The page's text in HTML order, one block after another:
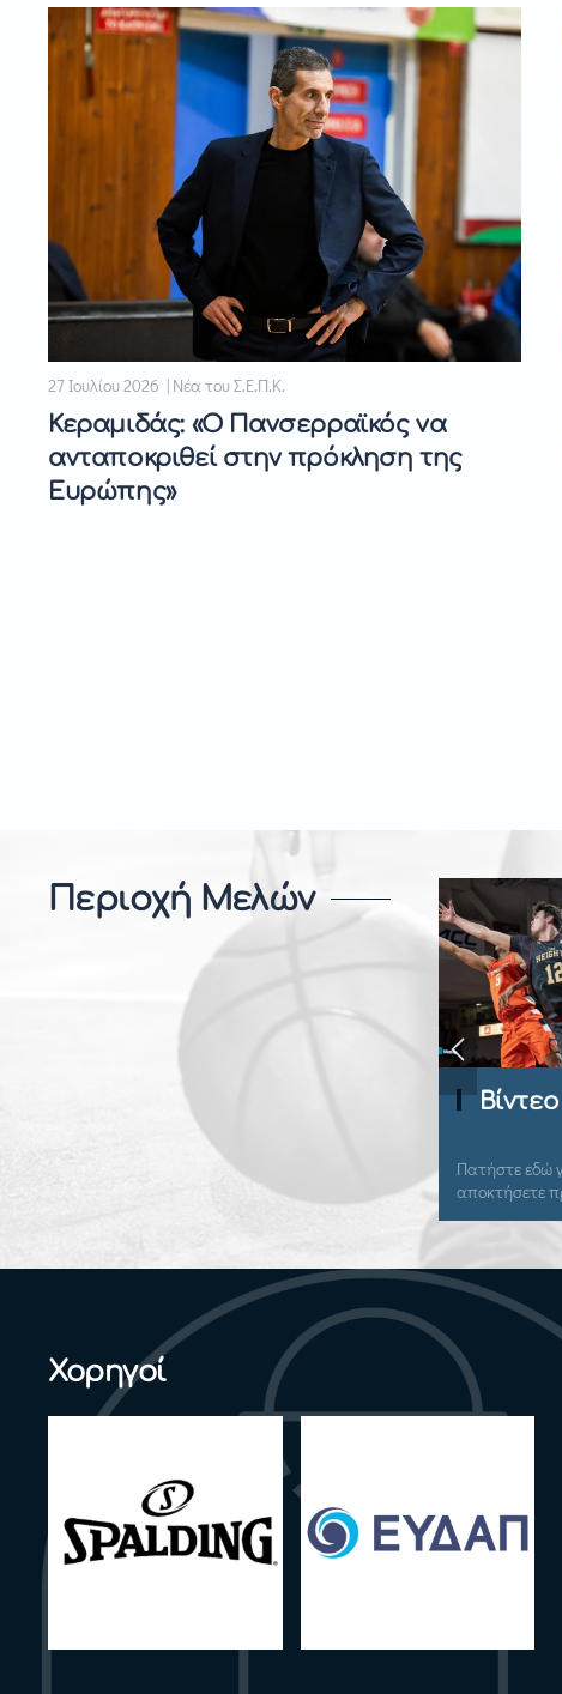
27 Ιουλίου 2026 | Νέα του Σ.Ε.Π.Κ.
Κεραμιδάς: «Ο Πανσερραϊκός να
ανταποκριθεί στην πρόκληση της
Ευρώπης»
Περιοχή Μελών
Πατήστε εδώ για να συνδεθείτε και να
αποκτήσετε πρόσβαση.
Χορηγοί